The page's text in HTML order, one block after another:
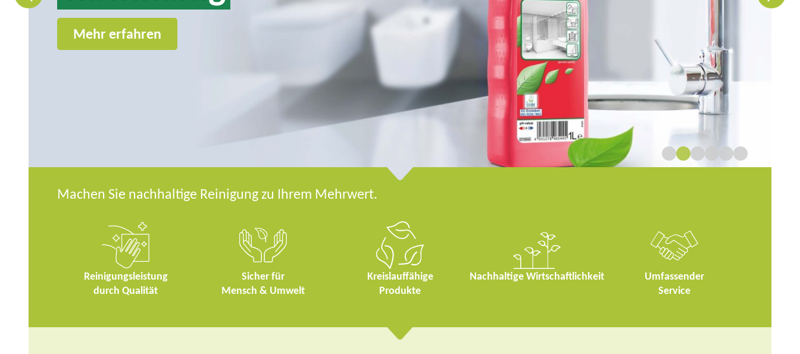
Mehr erfahren
Machen Sie nachhaltige Reinigung zu Ihrem Mehrwert.
Reinigungsleistung
durch Qualität
Sicher für
Mensch & Umwelt
Kreislauffähige
Produkte
Nachhaltige Wirtschaftlichkeit
Umfassender
Service